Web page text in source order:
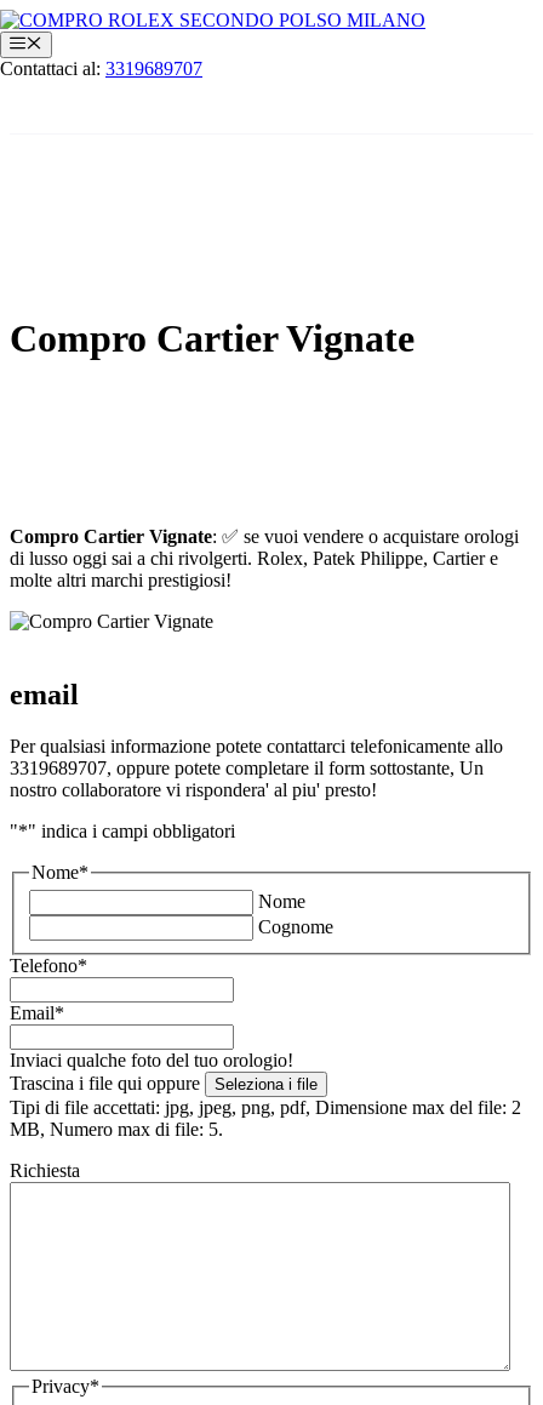
Vai
al
contenuto
Menu
Contattaci al: 3319689707
Compro Cartier Vignate
Compro Cartier Vignate: ✅ se vuoi vendere o acquistare orologi
di lusso oggi sai a chi rivolgerti. Rolex, Patek Philippe, Cartier e
molte altri marchi prestigiosi!
email
Per qualsiasi informazione potete contattarci telefonicamente allo
3319689707, oppure potete completare il form sottostante, Un
nostro collaboratore vi rispondera' al piu' presto!
"*" indica i campi obbligatori
Nome*
Nome
Cognome
Telefono*
Email*
Inviaci qualche foto del tuo orologio!
Trascina i file qui oppure
Seleziona i file
Tipi di file accettati: jpg, jpeg, png, pdf, Dimensione max del file: 2
MB, Numero max di file: 5.
Richiesta
Privacy*